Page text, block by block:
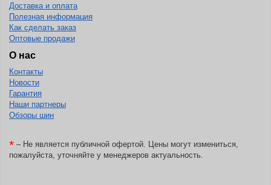
Cachland
Camso
Centara
Chaoyang
Comforser
Compasal
Composit
Доставка и оплата
Полезная информация
Как сделать заказ
Оптовые продажи
О нас
Контакты
Новости
Гарантия
Наши партнеры
Обзоры шин
* – Не является публичной офертой. Цены могут измениться,
пожалуйста, уточняйте у менеджеров актуальность.